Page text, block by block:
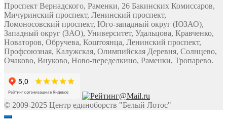
Проспект Вернадского, Раменки, 26 Бакинских Комиссаров,
Мичуринский проспект, Ленинский проспект,
Ломоносовский проспект, Юго-западный округ (ЮЗАО),
Западный округ (ЗАО), Университет, Удальцова, Кравченко,
Новаторов, Обручева, Коштоянца, Ленинский проспект,
Профсоюзная, Калужская, Олимпийская Деревня, Солнцево,
Очаково, Внуково, Ново-переделкино, Раменки, Тропарево.
© 2009-2025 Центр единоборств "Белый Лотос"